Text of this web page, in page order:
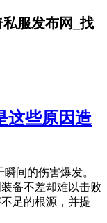
私服发布网_找
这些原因造
间的伤害爆发。
备不差却难以击败
足的根源，并提